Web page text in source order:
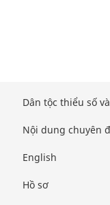
Dân tộc thiểu số
Nội dung chuyên
English
Hồ sơ